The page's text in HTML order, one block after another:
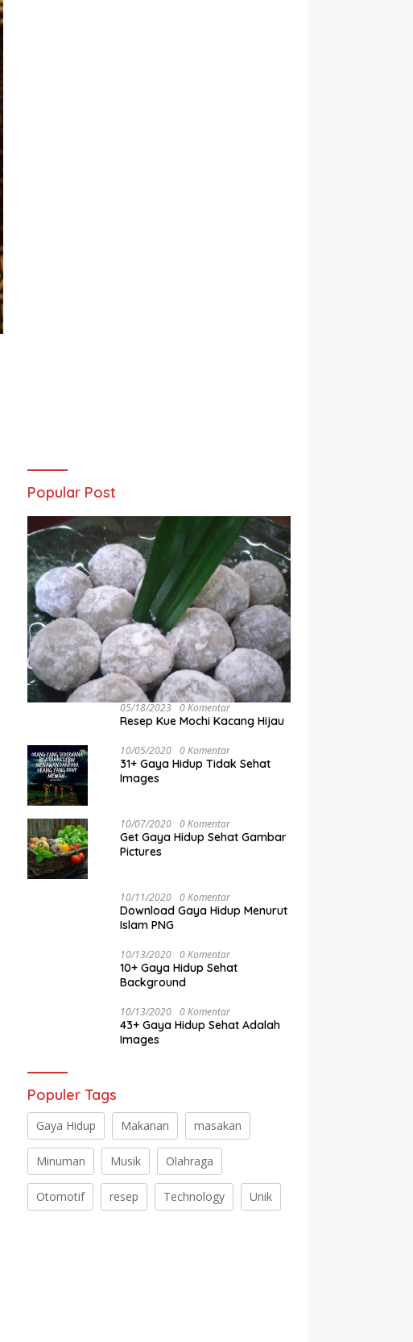
Popular Post
05/18/2023 0 Komentar
Resep Kue Mochi Kacang Hijau
10/05/2020 0 Komentar
31+ Gaya Hidup Tidak Sehat
Images
10/07/2020 0 Komentar
Get Gaya Hidup Sehat Gambar
Pictures
10/11/2020 0 Komentar
Download Gaya Hidup Menurut
Islam PNG
10/13/2020 0 Komentar
10+ Gaya Hidup Sehat
Background
10/13/2020 0 Komentar
43+ Gaya Hidup Sehat Adalah
Images
Populer Tags
Gaya Hidup Makanan masakan
Minuman Musik Olahraga
Otomotif resep Technology Unik